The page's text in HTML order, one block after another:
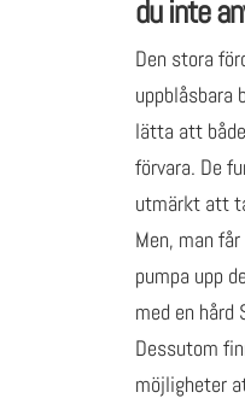
du inte
Den stora
uppblåsbara
lätta att
förvara. De
utmärkt att
Men, man
pumpa upp
med en hård
Dessutom
möjligheter